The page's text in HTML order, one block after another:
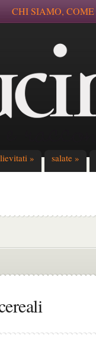
CHI SIAMO,
lievitati » salate »